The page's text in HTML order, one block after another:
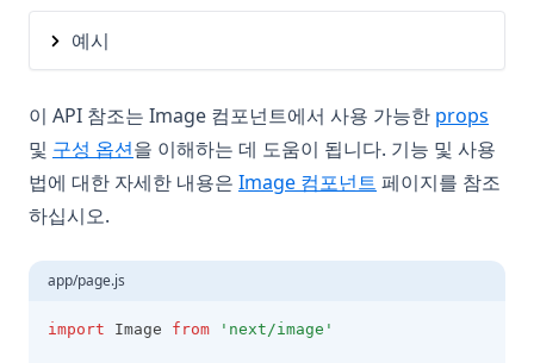
예시
이 API 참조는 Image 컴포넌트에서 사용 가능한 props
및 구성 옵션을 이해하는 데 도움이 됩니다. 기능 및 사용
법에 대한 자세한 내용은 Image 컴포넌트 페이지를 참조
하십시오.
app/page.js
import Image from 'next/image'